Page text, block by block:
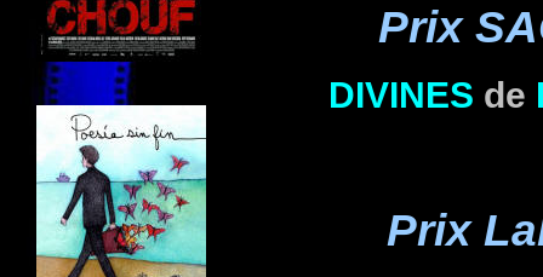
Prix
DIVINES de
Prix